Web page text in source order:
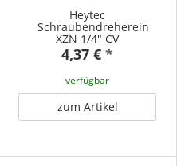
Heytec
Schraubendrehereinsatz
XZN 1/4" CV
4,37 € *
verfügbar
zum Artikel